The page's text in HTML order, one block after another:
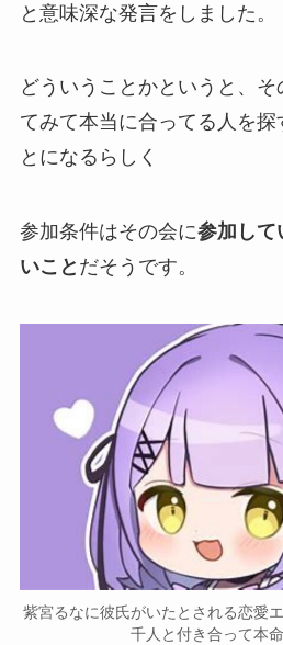
と 意味深な発言をしました。
どういうことかというと、そ
てみて本当に合ってる人を探
とになるらしく
参加条件はその会に参加して
いこと だそうです。
紫宮るなに彼氏がいたとされる恋愛
千人と付き合って本